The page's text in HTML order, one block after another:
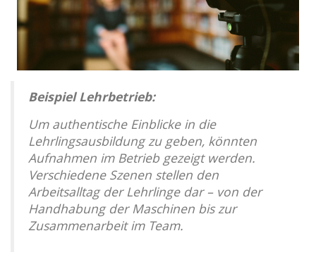
Beispiel Lehrbetrieb:
Um authentische Einblicke in die
Lehrlingsausbildung zu geben, könnten
Aufnahmen im Betrieb gezeigt werden.
Verschiedene Szenen stellen den
Arbeitsalltag der Lehrlinge dar – von der
Handhabung der Maschinen bis zur
Zusammenarbeit im Team.